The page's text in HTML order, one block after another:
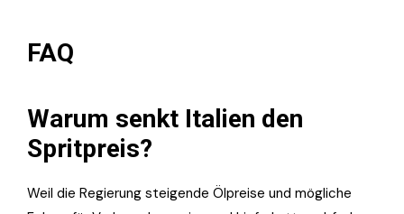
FAQ
Warum senkt Italien den
Spritpreis?
Weil die Regierung steigende Ölpreise und mögliche